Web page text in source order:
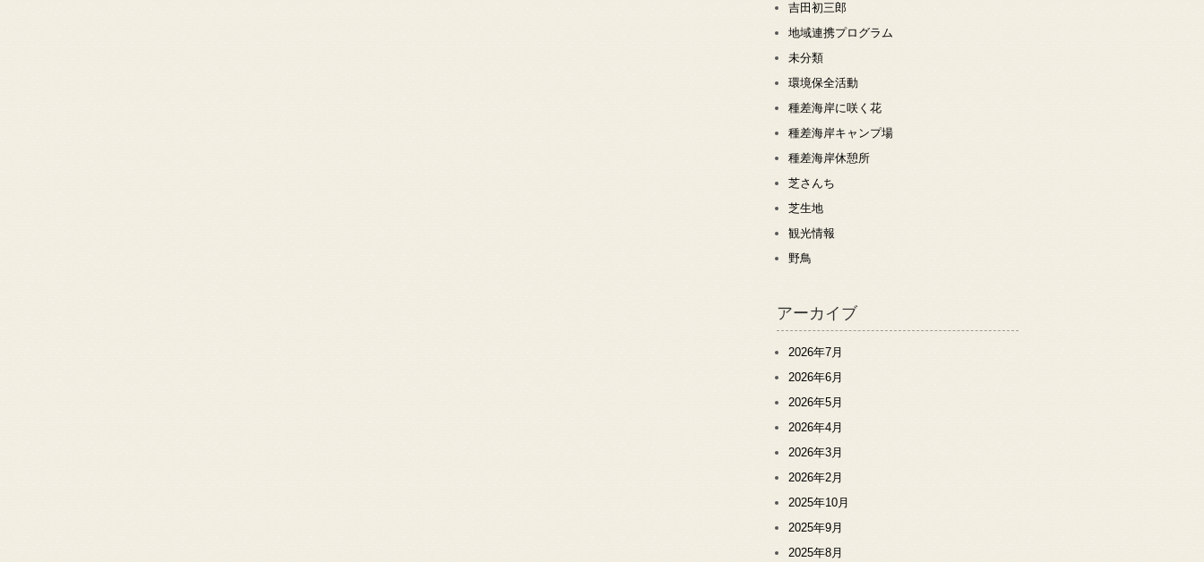
吉田初三郎
地域連携プログラム
未分類
環境保全活動
種差海岸に咲く花
種差海岸キャンプ場
種差海岸休憩所
芝さんち
芝生地
観光情報
野鳥
アーカイブ
2026年7月
2026年6月
2026年5月
2026年4月
2026年3月
2026年2月
2025年10月
2025年9月
2025年8月